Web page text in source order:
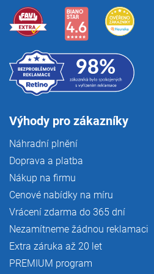
Výhody pro zákazníky
Náhradní plnění
Doprava a platba
Nákup na firmu
Cenové nabídky na míru
Vrácení zdarma do 365 dní
Nezamítneme žádnou reklamaci
Extra záruka až 20 let
PREMIUM program